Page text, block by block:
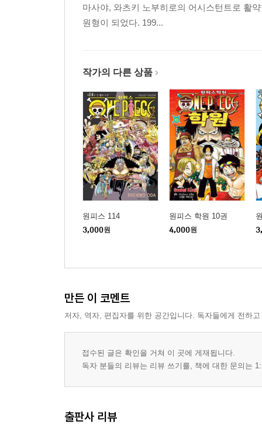
마사야, 와츠키 노부히로의 어시스턴트로 활
원형이 되었다. 199...
작가의 다른 상품
원피스 114
3,000원
원피스 학원 10권
4,000원
만든 이 코멘트
저자, 역자, 편집자를 위한 공간입니다. 독자들에게 전하
접수된 글은 확인을 거쳐 이 곳에 게재됩니다.
독자 분들의 리뷰는 리뷰 쓰기를, 책에 대한 문의는
출판사 리뷰